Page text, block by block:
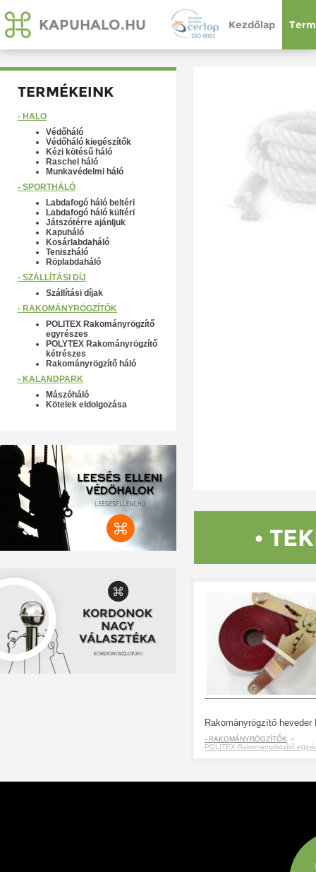
KAPUHALO.HU Kezdőlap
TERMÉKEINK
- HÁLÓ
Védőháló
Védőháló kiegészítők
Kézi kötésű háló
Raschel háló
Munkavédelmi háló
- SPORTHÁLÓ
Labdafogó háló beltéri
Labdafogó háló kültéri
Játszótérre ajánljuk
Kapuháló
Kosárlabdaháló
Teniszháló
Röplabdaháló
- SZÁLLÍTÁSI DÍJ
Szállítási díjak
- RAKOMÁNYRÖGZÍTŐK
POLITEX Rakományrögzítő
egyrészes
POLYTEX Rakományrögzítő
kétrészes
Rakományrögzítő háló
- KALANDPARK
Mászóháló
Kötelek eldolgozása
•
- RAKOMÁNYRÖGZÍTŐK
»
POLITEX Rakományrögzítő